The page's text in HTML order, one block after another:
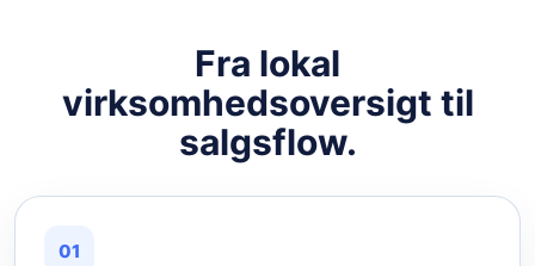
Fra lokal
virksomhedsoversigt til
salgsflow.
01